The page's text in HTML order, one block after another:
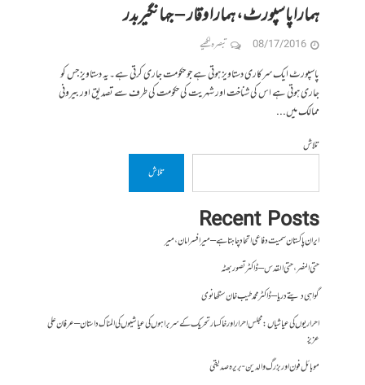
ہمارا پاسپورٹ، ہمارا وقار – جہانگیربدر
08/17/2016 تبصرہ لکھیے
پاسپورٹ ایک سرکاری دستاویز ہوتی ہے جو حکومت جاری کرتی ہے۔یہ دستاویز جس کو
جاری ہوتی ہے اس کی شناخت اور شہریت کی حکومت کی طرف سے تصدیق اور بیرونی
ممالک میں...
تلاش
تلاش
Recent Posts
ایران پاکستان سمیت دفاعی اتحاد چاہتا ہے – میر افسر امان،میر
حتی النصر ، حتی القدس – ڈاکٹر تصور بھٹہ
گواہی دیتے دریا – ڈاکٹر محمد طیب خان سنگھانوی
احراریوں کی عیاشیاں : مجلس احرار اور خاکسار تحریک کے سربراہوں کی عیاشیوں کی المناک داستان – عرفان علی
عزیز
موبائل فون اور بزرگ والدین- بریرہ صدیقی